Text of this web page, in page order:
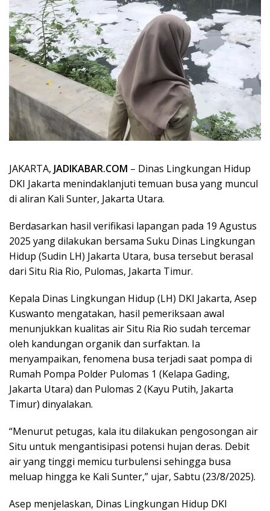
JAKARTA, JADIKABAR.COM – Dinas Lingkungan Hidup
DKI Jakarta menindaklanjuti temuan busa yang muncul
di aliran Kali Sunter, Jakarta Utara.
Berdasarkan hasil verifikasi lapangan pada 19 Agustus
2025 yang dilakukan bersama Suku Dinas Lingkungan
Hidup (Sudin LH) Jakarta Utara, busa tersebut berasal
dari Situ Ria Rio, Pulomas, Jakarta Timur.
Kepala Dinas Lingkungan Hidup (LH) DKI Jakarta, Asep
Kuswanto mengatakan, hasil pemeriksaan awal
menunjukkan kualitas air Situ Ria Rio sudah tercemar
oleh kandungan organik dan surfaktan. Ia
menyampaikan, fenomena busa terjadi saat pompa di
Rumah Pompa Polder Pulomas 1 (Kelapa Gading,
Jakarta Utara) dan Pulomas 2 (Kayu Putih, Jakarta
Timur) dinyalakan.
“Menurut petugas, kala itu dilakukan pengosongan air
Situ untuk mengantisipasi potensi hujan deras. Debit
air yang tinggi memicu turbulensi sehingga busa
meluap hingga ke Kali Sunter,” ujar, Sabtu (23/8/2025).
Asep menjelaskan, Dinas Lingkungan Hidup DKI